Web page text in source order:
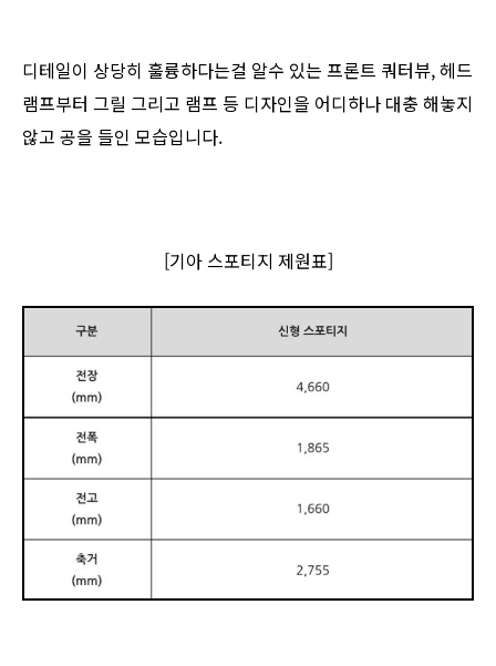
디테일이 상당히 훌륭하다는걸 알수 있는 프론트 쿼터뷰, 헤드
램프부터 그릴 그리고 램프 등 디자인을 어디하나 대충 해놓지
않고 공을 들인 모습입니다.
[기아 스포티지 제원표]